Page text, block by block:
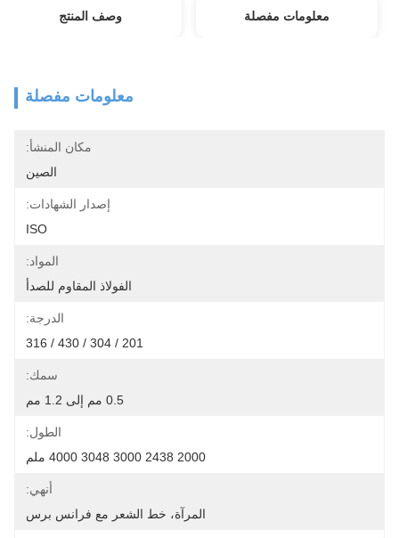
معلومات مفصلة وصف المنتج
معلومات مفصلة
مكان المنشأ:
الصين
إصدار الشهادات:
ISO
المواد:
الفولاذ المقاوم للصدأ
الدرجة:
201 / 304 / 430 / 316
سمك:
0.5 مم إلى 1.2 مم
الطول:
2000 2438 3000 3048 4000 ملم
أنهي:
المرآة، خط الشعر مع فرانس برس